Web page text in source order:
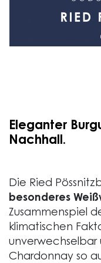
Eleganter
Nachhall.
Die Ried
besonderes
Zusammenspiel
klimatischen
unverwechselbar
Chardonnay so